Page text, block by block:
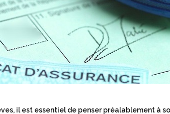
il est essentiel de penser préalablement à